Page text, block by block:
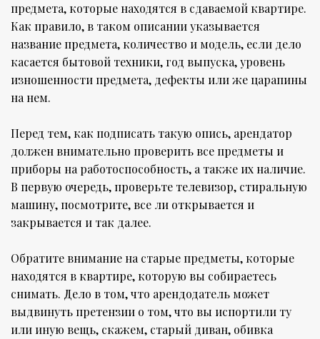
предмета, которые находятся в сдаваемой квартире.
Как правило, в таком описании указывается
название предмета, количество и модель, если дело
касается бытовой техники, год выпуска, уровень
изношенности предмета, дефекты или же царапины
на нем.
Перед тем, как подписать такую опись, арендатор
должен внимательно проверить все предметы и
приборы на работоспособность, а также их наличие.
В первую очередь, проверьте телевизор, стиральную
машину, посмотрите, все ли открывается и
закрывается и так далее.
Обратите внимание на старые предметы, которые
находятся в квартире, которую вы собираетесь
снимать. Дело в том, что арендодатель может
выдвинуть претензии о том, что вы испортили ту
или иную вещь, скажем, старый диван, обивка